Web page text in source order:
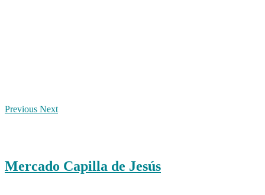
Previous Next
Mercado Capilla de Jesús